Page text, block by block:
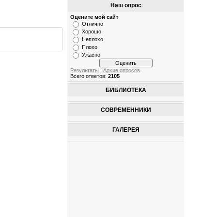
Наш опрос
Оцените мой сайт
Отлично
Хорошо
Неплохо
Плохо
Ужасно
Результаты |Архив опросов
Всего ответов:2105
БИБЛИОТЕКА
СОВРЕМЕННИКИ
ГАЛЕРЕЯ